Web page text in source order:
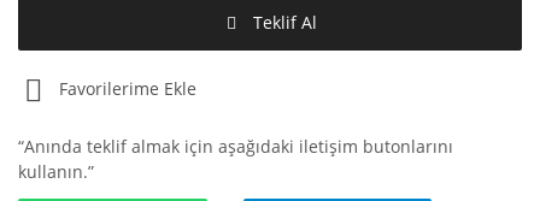
Teklif Al
Favorilerime Ekle
“Anında teklif almak için aşağıdaki iletişim butonlarını
kullanın.”